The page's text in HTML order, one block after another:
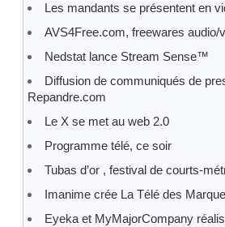
Les mandants se présentent en
AVS4Free.com, freewares audio/
Nedstat lance Stream Sense™
Diffusion de communiqués de
Repandre.com
Le X se met au web 2.0
Programme télé, ce soir
Tubas d’or , festival de courts-
Imanime crée La Télé des
Eyeka et MyMajorCompany